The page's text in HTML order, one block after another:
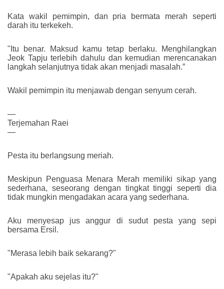
Kata wakil pemimpin, dan pria bermata merah seperti
darah itu terkekeh.
"Itu benar. Maksud kamu tetap berlaku. Menghilangkan
Jeok Tapju terlebih dahulu dan kemudian merencanakan
langkah selanjutnya tidak akan menjadi masalah.”
Wakil pemimpin itu menjawab dengan senyum cerah.
—
Terjemahan Raei
—
Pesta itu berlangsung meriah.
Meskipun Penguasa Menara Merah memiliki sikap yang
sederhana, seseorang dengan tingkat tinggi seperti dia
tidak mungkin mengadakan acara yang sederhana.
Aku menyesap jus anggur di sudut pesta yang sepi
bersama Ersil.
"Merasa lebih baik sekarang?"
"Apakah aku sejelas itu?"